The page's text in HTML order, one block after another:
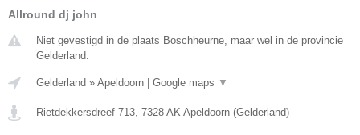
Allround dj john
Niet gevestigd in de plaats Boschheurne, maar wel in de provincie
Gelderland.
Gelderland » Apeldoorn Google maps ▼
Rietdekkersdreef 713, 7328 AK Apeldoorn (Gelderland)